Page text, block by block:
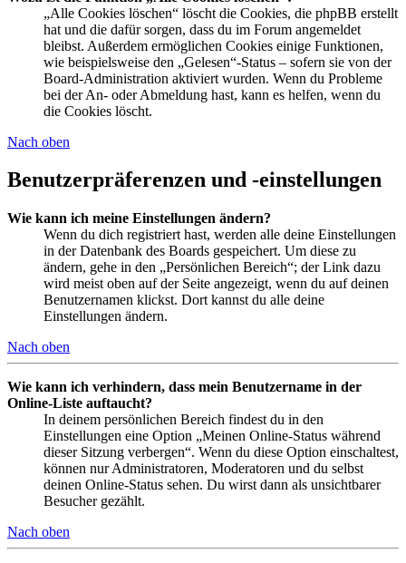
„Alle Cookies löschen“ löscht die Cookies, die phpBB erstellt
hat und die dafür sorgen, dass du im Forum angemeldet
bleibst. Außerdem ermöglichen Cookies einige Funktionen,
wie beispielsweise den „Gelesen“-Status – sofern sie von der
Board-Administration aktiviert wurden. Wenn du Probleme
bei der An- oder Abmeldung hast, kann es helfen, wenn du
die Cookies löscht.
Nach oben
Benutzerpräferenzen und -einstellungen
Wie kann ich meine Einstellungen ändern?
Wenn du dich registriert hast, werden alle deine Einstellungen
in der Datenbank des Boards gespeichert. Um diese zu
ändern, gehe in den „Persönlichen Bereich“; der Link dazu
wird meist oben auf der Seite angezeigt, wenn du auf deinen
Benutzernamen klickst. Dort kannst du alle deine
Einstellungen ändern.
Nach oben
Wie kann ich verhindern, dass mein Benutzername in der
Online-Liste auftaucht?
In deinem persönlichen Bereich findest du in den
Einstellungen eine Option „Meinen Online-Status während
dieser Sitzung verbergen“. Wenn du diese Option einschaltest,
können nur Administratoren, Moderatoren und du selbst
deinen Online-Status sehen. Du wirst dann als unsichtbarer
Besucher gezählt.
Nach oben